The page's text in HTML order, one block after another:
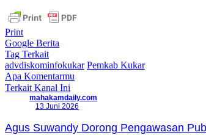
Print
Google Berita
Tag Terkait
advdiskominfokukar Pemkab Kukar
Apa Komentarmu
Terkait Kanal Ini
mahakamdaily.com
13 Juni 2026
Agus Suwandy Dorong Pengawasan